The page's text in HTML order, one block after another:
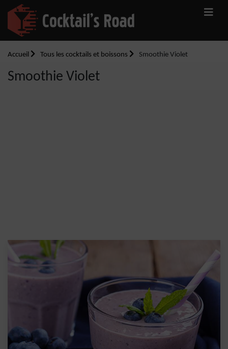
Accueil Tous les cocktails et boissons Smoothie Violet
Smoothie Violet